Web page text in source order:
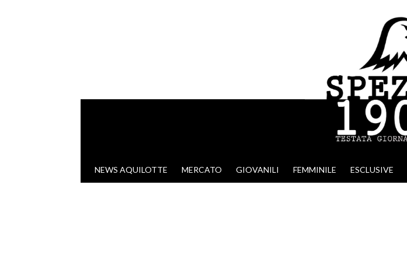
VAI AL CONTENUTO
NEWS AQUILOTTE MERCATO GIOVANILI FEMMINILE ESCLUSIVE